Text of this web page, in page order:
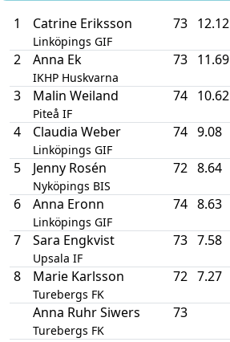
1 Catrine Eriksson
Linköpings GIF
73 12.12
2 Anna Ek
IKHP Huskvarna
73 11.69
3 Malin Weiland
Piteå IF
74 10.62
4 Claudia Weber
Linköpings GIF
74 9.08
5 Jenny Rosén
Nyköpings BIS
72 8.64
6 Anna Eronn
Linköpings GIF
74 8.63
7 Sara Engkvist
Upsala IF
73 7.58
8 Marie Karlsson
Turebergs FK
72 7.27
Anna Ruhr Siwers
Turebergs FK
73